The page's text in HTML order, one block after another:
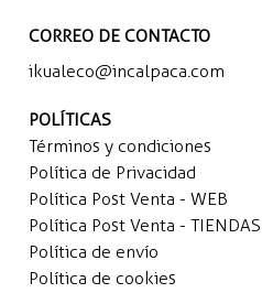
CORREO DE CONTACTO
ikualeco@incalpaca.com
POLÍTICAS
Términos y condiciones
Política de Privacidad
Política Post Venta - WEB
Política Post Venta - TIENDAS
Política de envío
Política de cookies